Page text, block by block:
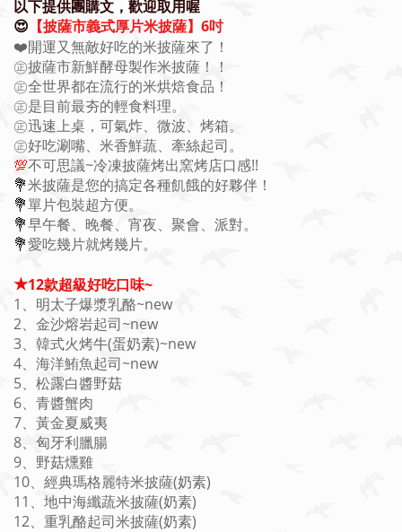
以下提供團購文，歡迎取用喔
😍
【披薩市義式厚片米披薩】6吋
❤️開運又無敵好吃的米披薩來了！
㊣披薩市新鮮酵母製作米披薩！！
㊣全世界都在流行的米烘焙食品！
㊣是目前最夯的輕食料理。
㊣迅速上桌，可氣炸、微波、烤箱。
㊣好吃涮嘴、米香鮮蔬、牽絲起司。
💯不可思議~冷凍披薩烤出窯烤店口感!!
💐米披薩是您的搞定各種飢餓的好夥伴！
💐單片包裝超方便。
💐早午餐、晚餐、宵夜、聚會、派對。
💐愛吃幾片就烤幾片。
★12款超級好吃口味~
1、明太子爆漿乳酪~new
2、金沙熔岩起司~new
3、韓式火烤牛(蛋奶素)~new
4、海洋鮪魚起司~new
5、松露白醬野菇
6、青醬蟹肉
7、黃金夏威夷
8、匈牙利臘腸
9、野菇燻雞
10、經典瑪格麗特米披薩(奶素)
11、地中海纖蔬米披薩(奶素)
12、重乳酪起司米披薩(奶素)